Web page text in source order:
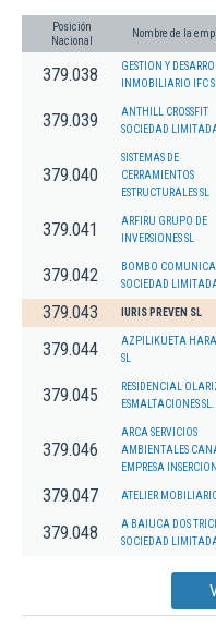
Posición
Nacional
Nombre de la
379.038
GESTION Y
INMOBILIARIO IFC SL
379.039
ANTHILL CROSSFIT
SOCIEDAD
379.040
SISTEMAS DE
CERRAMIENTOS
ESTRUCTURALES SL
379.041
ARFIRU GRUPO DE
INVERSIONES SL
379.042
BOMBO
SOCIEDAD
379.043 IURIS PREVEN SL
379.044
AZPILIKUETA
SL
379.045
RESIDENCIAL
ESMALTACIONES SL.
379.046
ARCA SERVICIOS
AMBIENTALES
EMPRESA INSERCION
379.047 ATELIER MOBILIARIO
379.048
A BAIUCA DOS
SOCIEDAD